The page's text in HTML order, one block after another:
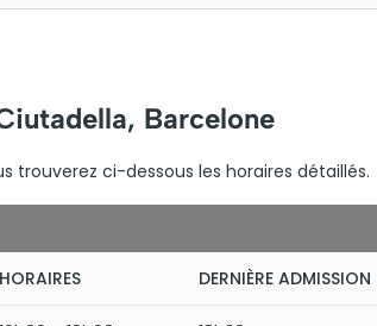
Barcelone
trouverez ci-dessous les horaires détaillés.
HORAIRES DERNIÈRE ADMISSION